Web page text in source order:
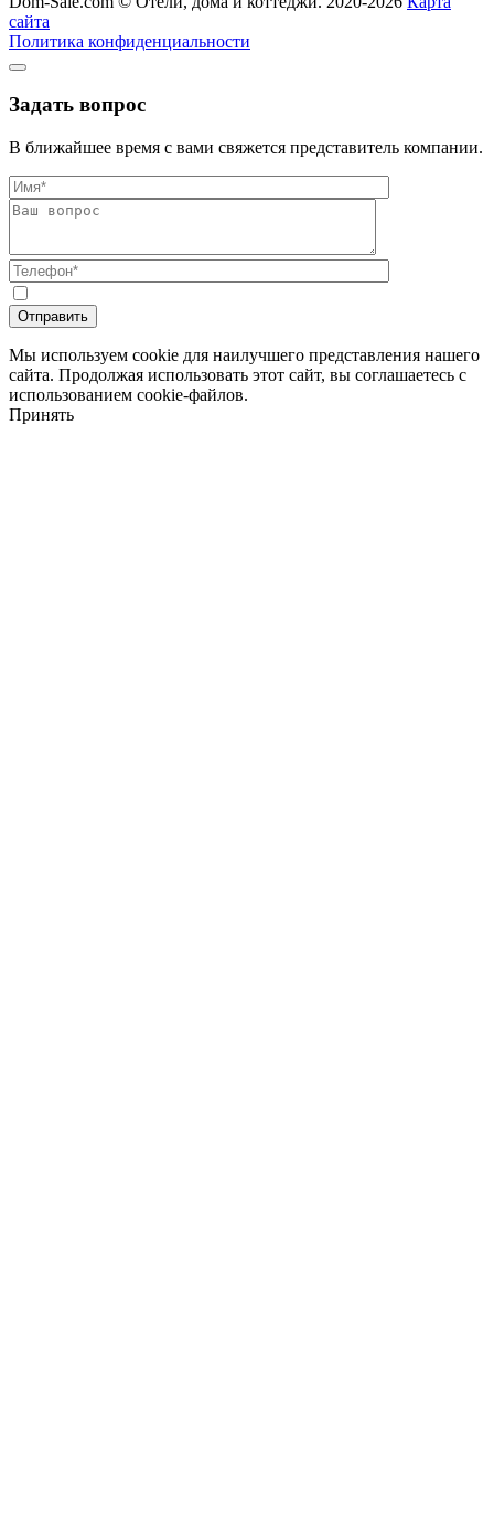
сайта
Политика конфиденциальности
Задать вопрос
В ближайшее время с вами свяжется представитель компании.
Мы используем cookie для наилучшего представления нашего
сайта. Продолжая использовать этот сайт, вы соглашаетесь с
использованием cookie-файлов.
Принять